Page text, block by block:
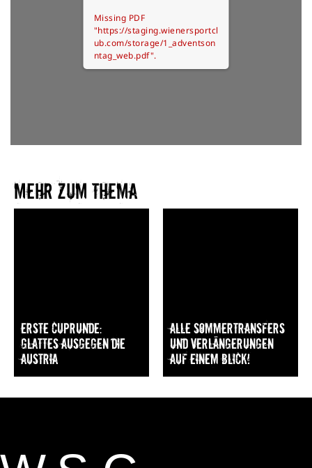
Missing PDF
"https://staging.wienersportcl
ub.com/storage/1_adventson
ntag_web.pdf".
Mehr zum Thema​
Erste Cuprunde:
Glattes Ausgegen die
Austria
Alle Sommertransfers
und Verlängerungen
auf einem Blick!